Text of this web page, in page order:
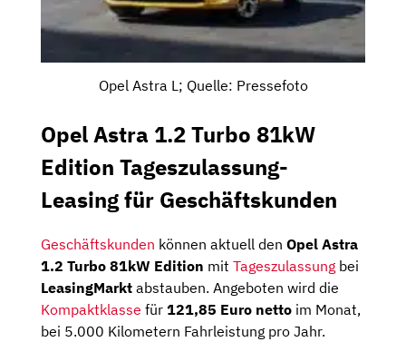
Opel Astra L; Quelle: Pressefoto
Opel Astra 1.2 Turbo 81kW
Edition Tageszulassung-
Leasing für Geschäftskunden
Geschäftskunden können aktuell den Opel Astra
1.2 Turbo 81kW Edition mit Tageszulassung bei
LeasingMarkt abstauben. Angeboten wird die
Kompaktklasse für 121,85 Euro netto im Monat,
bei 5.000 Kilometern Fahrleistung pro Jahr.